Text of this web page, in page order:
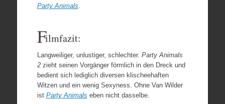
Party Animals.
Filmfazit:
Langweiliger, unlustiger, schlechter. Party Animals
2zieht seinen Vorgänger förmlich in den Dreck und
bedient sich lediglich diversen klischeehaften
Witzen und ein wenig Sexyness. Ohne Van Wilder
ist Party Animals eben nicht dasselbe.